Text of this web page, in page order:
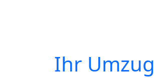
Ihr Umzug